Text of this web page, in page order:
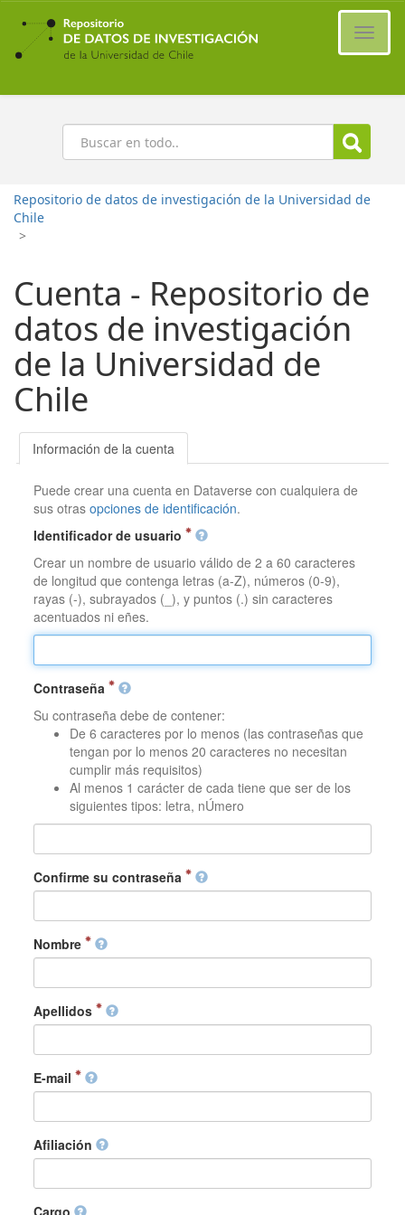
Ir
contenido
principal
Buscar
Repositorio de datos de investigación de la Universidad de
Chile
>
Cuenta - Repositorio de
datos de investigación
de la Universidad de
Chile
Información de la cuenta
Puede crear una cuenta en Dataverse con cualquiera de
sus otrasopciones de identificación.
Identificador de usuario
Crear un nombre de usuario válido de 2 a 60 caracteres
de longitud que contenga letras (a-Z), números (0-9),
rayas (-), subrayados (_), y puntos (.) sin caracteres
acentuados ni eñes.
Contraseña
Su contraseña debe de contener:
De 6 caracteres por lo menos (las contraseñas que
tengan por lo menos 20 caracteres no necesitan
cumplir más requisitos)
Al menos 1 carácter de cada tiene que ser de los
siguientes tipos: letra, nÚmero
Confirme su contraseña
Nombre
Apellidos
E-mail
Afiliación
Cargo